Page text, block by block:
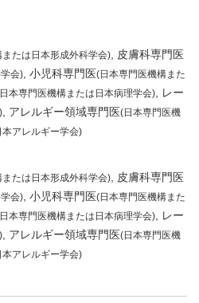
たは日本形成外科学会) 皮膚科専門医
会) 小児科専門医(日本専門医機構また
本専門医機構または日本病理学会)
レー
アレルギー領域専門医(日本専門医機
本アレルギー学会)
たは日本形成外科学会) 皮膚科専門医
会) 小児科専門医(日本専門医機構また
本専門医機構または日本病理学会)
レー
アレルギー領域専門医(日本専門医機
本アレルギー学会)